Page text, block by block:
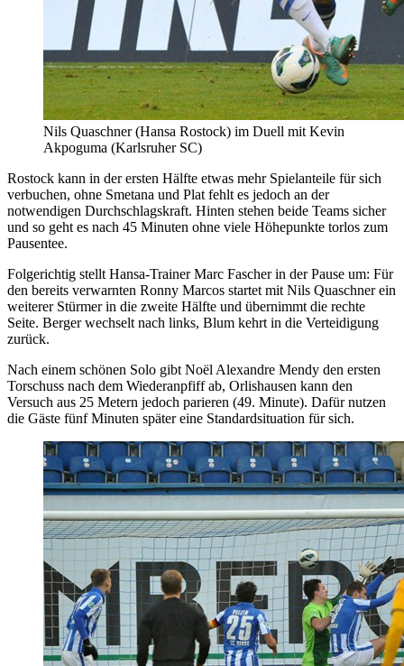
Nils Quaschner (Hansa Rostock) im Duell mit Kevin
Akpoguma (Karlsruher SC)
Rostock kann in der ersten Hälfte etwas mehr Spielanteile für sich
verbuchen, ohne Smetana und Plat fehlt es jedoch an der
notwendigen Durchschlagskraft. Hinten stehen beide Teams sicher
und so geht es nach 45 Minuten ohne viele Höhepunkte torlos zum
Pausentee.
Folgerichtig stellt Hansa-Trainer Marc Fascher in der Pause um: Für
den bereits verwarnten Ronny Marcos startet mit Nils Quaschner ein
weiterer Stürmer in die zweite Hälfte und übernimmt die rechte
Seite. Berger wechselt nach links, Blum kehrt in die Verteidigung
zurück.
Nach einem schönen Solo gibt Noёl Alexandre Mendy den ersten
Torschuss nach dem Wiederanpfiff ab, Orlishausen kann den
Versuch aus 25 Metern jedoch parieren (49. Minute). Dafür nutzen
die Gäste fünf Minuten später eine Standardsituation für sich.